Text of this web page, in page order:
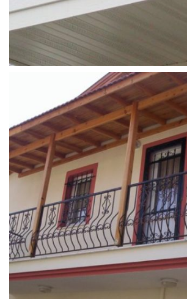
ferforje_balkon_korkulugu